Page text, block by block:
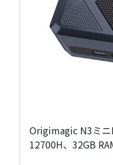
Origimagic N3ミ
12700H、32GB